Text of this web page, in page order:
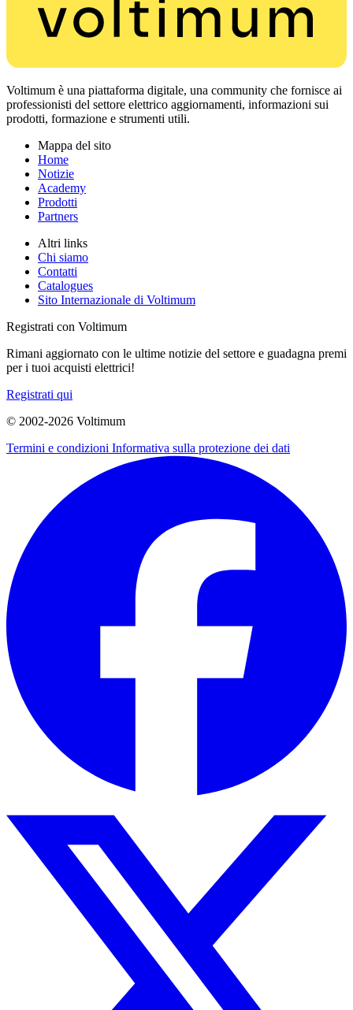
Voltimum è una piattaforma digitale, una community che fornisce ai
professionisti del settore elettrico aggiornamenti, informazioni sui
prodotti, formazione e strumenti utili.
Mappa del sito
Home
Notizie
Academy
Prodotti
Partners
Altri links
Chi siamo
Contatti
Catalogues
Sito Internazionale di Voltimum
Registrati con Voltimum
Rimani aggiornato con le ultime notizie del settore e guadagna premi
per i tuoi acquisti elettrici!
Registrati qui
© 2002-2026 Voltimum
Termini e condizioni Informativa sulla protezione dei dati